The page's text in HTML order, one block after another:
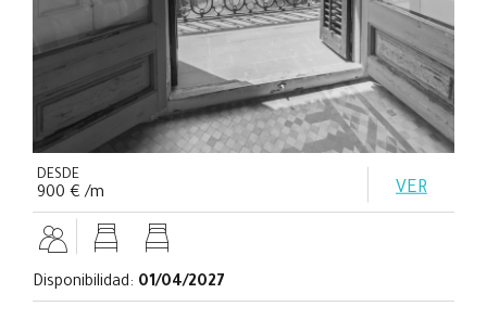
DESDE
900 € /m VER
Disponibilidad: 01/04/2027